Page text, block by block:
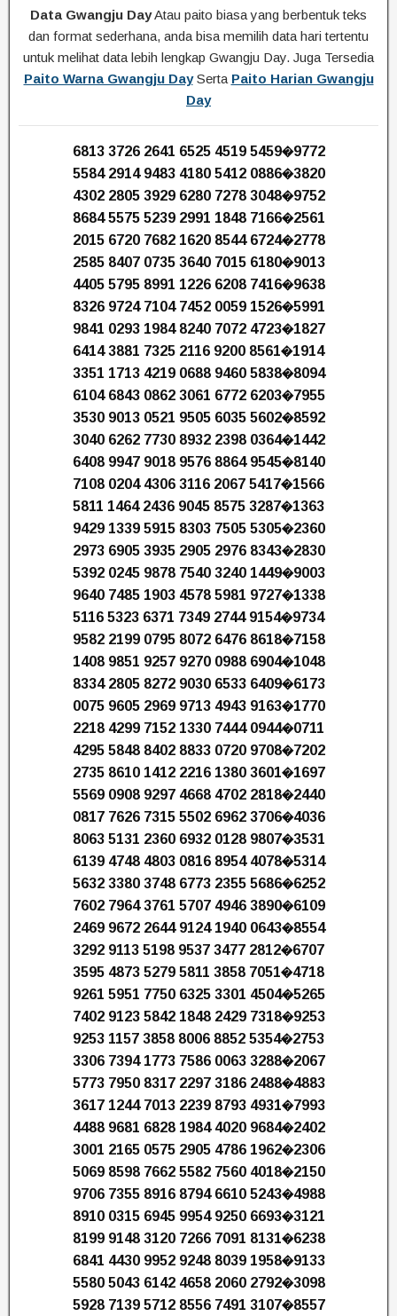
Data Gwangju DayAtau paito biasa yang berbentuk teks
dan format sederhana, anda bisa memilih data hari tertentu
untuk melihat data lebih lengkap Gwangju Day. Juga Tersedia
Paito Warna Gwangju Day Serta Paito Harian Gwangju
Day
6813 3726 2641 6525 4519 5459�9772
5584 2914 9483 4180 5412 0886�3820
4302 2805 3929 6280 7278 3048�9752
8684 5575 5239 2991 1848 7166�2561
2015 6720 7682 1620 8544 6724�2778
2585 8407 0735 3640 7015 6180�9013
4405 5795 8991 1226 6208 7416�9638
8326 9724 7104 7452 0059 1526�5991
9841 0293 1984 8240 7072 4723�1827
6414 3881 7325 2116 9200 8561�1914
3351 1713 4219 0688 9460 5838�8094
6104 6843 0862 3061 6772 6203�7955
3530 9013 0521 9505 6035 5602�8592
3040 6262 7730 8932 2398 0364�1442
6408 9947 9018 9576 8864 9545�8140
7108 0204 4306 3116 2067 5417�1566
5811 1464 2436 9045 8575 3287�1363
9429 1339 5915 8303 7505 5305�2360
2973 6905 3935 2905 2976 8343�2830
5392 0245 9878 7540 3240 1449�9003
9640 7485 1903 4578 5981 9727�1338
5116 5323 6371 7349 2744 9154�9734
9582 2199 0795 8072 6476 8618�7158
1408 9851 9257 9270 0988 6904�1048
8334 2805 8272 9030 6533 6409�6173
0075 9605 2969 9713 4943 9163�1770
2218 4299 7152 1330 7444 0944�0711
4295 5848 8402 8833 0720 9708�7202
2735 8610 1412 2216 1380 3601�1697
5569 0908 9297 4668 4702 2818�2440
0817 7626 7315 5502 6962 3706�4036
8063 5131 2360 6932 0128 9807�3531
6139 4748 4803 0816 8954 4078�5314
5632 3380 3748 6773 2355 5686�6252
7602 7964 3761 5707 4946 3890�6109
2469 9672 2644 9124 1940 0643�8554
3292 9113 5198 9537 3477 2812�6707
3595 4873 5279 5811 3858 7051�4718
9261 5951 7750 6325 3301 4504�5265
7402 9123 5842 1848 2429 7318�9253
9253 1157 3858 8006 8852 5354�2753
3306 7394 1773 7586 0063 3288�2067
5773 7950 8317 2297 3186 2488�4883
3617 1244 7013 2239 8793 4931�7993
4488 9681 6828 1984 4020 9684�2402
3001 2165 0575 2905 4786 1962�2306
5069 8598 7662 5582 7560 4018�2150
9706 7355 8916 8794 6610 5243�4988
8910 0315 6945 9954 9250 6693�3121
8199 9148 3120 7266 7091 8131�6238
6841 4430 9952 9248 8039 1958�9133
5580 5043 6142 4658 2060 2792�3098
5928 7139 5712 8556 7491 3107�8557